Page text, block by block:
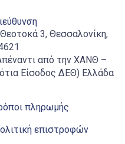
3, Θεσσαλονίκη,
από την ΧΑΝΘ –
Είσοδος ΔΕΘ) Ελλάδα
πληρωμής
επιστροφών